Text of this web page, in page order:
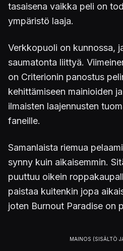
tasaisena vaikka peli on
ympäristö laaja.
Verkkopuoli on kunnossa,
saumatonta liittyä.
on Criterionin panostus
kehittämiseen mainioiden
ilmaisten laajennusten
faneille.
Samanlaista riemua
synny kuin aikaisemmin.
puuttuu oikein
paistaa kuitenkin jopa
joten Burnout Paradise on